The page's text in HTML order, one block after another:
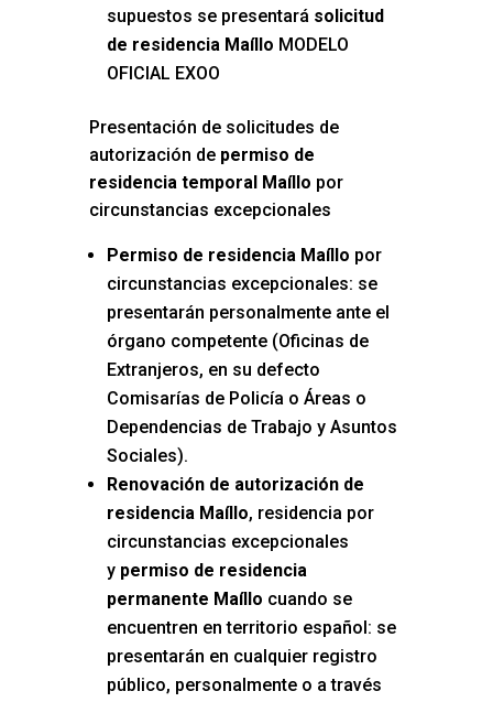
supuestos se presentará solicitud
de residencia Maíllo MODELO
OFICIAL EXOO
Presentación de solicitudes de
autorización depermiso de
residencia temporal Maíllo por
circunstancias excepcionales
Permiso de residencia Maíllo por
circunstancias excepcionales: se
presentarán personalmente ante el
órgano competente (Oficinas de
Extranjeros, en su defecto
Comisarías de Policía o Áreas o
Dependencias de Trabajo y Asuntos
Sociales).
Renovación de autorización de
residencia Maíllo, residencia por
circunstancias excepcionales
y permiso de residencia
permanente Maíllo cuando se
encuentren en territorio español: se
presentarán en cualquier registro
público, personalmente o a través